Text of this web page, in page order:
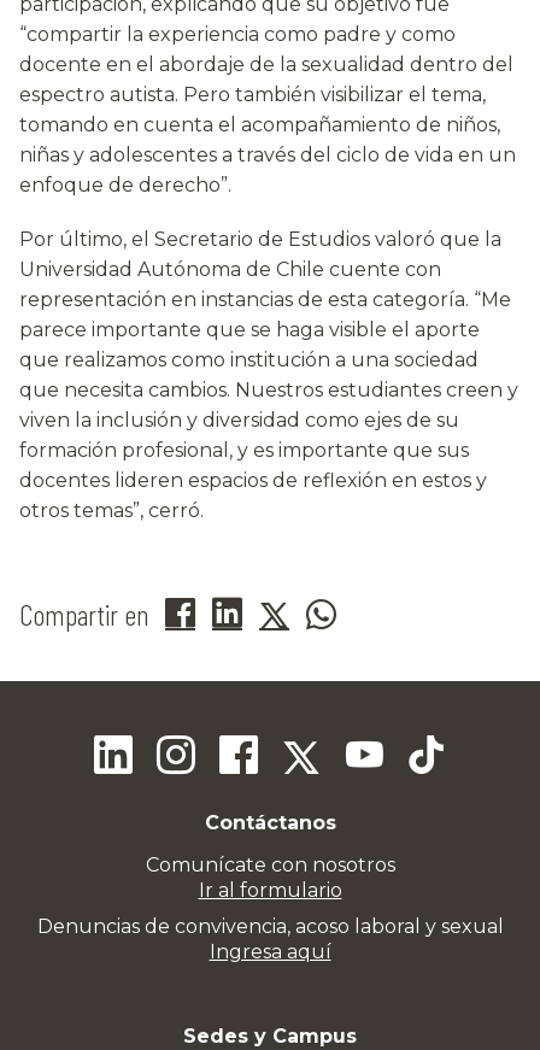
“compartir la experiencia como padre y como
docente en el abordaje de la sexualidad dentro del
espectro autista. Pero también visibilizar el tema,
tomando en cuenta el acompañamiento de niños,
niñas y adolescentes a través del ciclo de vida en un
enfoque de derecho”.
Por último, el Secretario de Estudios valoró que la
Universidad Autónoma de Chile cuente con
representación en instancias de esta categoría. “Me
parece importante que se haga visible el aporte
que realizamos como institución a una sociedad
que necesita cambios. Nuestros estudiantes creen y
viven la inclusión y diversidad como ejes de su
formación profesional, y es importante que sus
docentes lideren espacios de reflexión en estos y
otros temas”, cerró.
Compartir en
Contáctanos
Comunícate con nosotros
Ir al formulario
Denuncias de convivencia, acoso laboral y sexual
Ingresa aquí
Sedes y Campus